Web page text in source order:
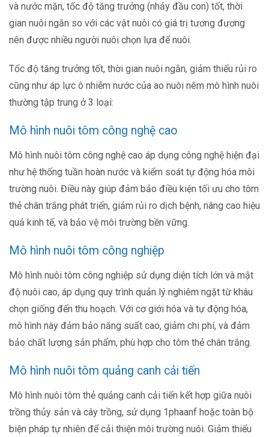
và nước mặn, tốc độ tăng trưởng (nhảy đầu con) tốt, thời
gian nuôi ngắn so với các vật nuôi có giá trị tương đương
nên được nhiều người nuôi chọn lựa để nuôi.
Tốc độ tăng trưởng tốt, thời gian nuôi ngắn, giảm thiểu rủi ro
cũng như áp lực ô nhiễm nước của ao nuôi nêm mô hình nuôi
thường tập trung ở 3 loại:
Mô hình nuôi tôm công nghệ cao
Mô hình nuôi tôm công nghệ cao áp dụng công nghệ hiện đại
như hệ thống tuần hoàn nước và kiểm soát tự động hóa môi
trường nuôi. Điều này giúp đảm bảo điều kiện tối ưu cho tôm
thẻ chân trắng phát triển, giảm rủi ro dịch bệnh, nâng cao hiệu
quả kinh tế, và bảo vệ môi trường bền vững.
Mô hình nuôi tôm công nghiệp
Mô hình nuôi tôm công nghiệp sử dụng diện tích lớn và mật
độ nuôi cao, áp dụng quy trình quản lý nghiêm ngặt từ khâu
chọn giống đến thu hoạch. Với cơ giới hóa và tự động hóa,
mô hình này đảm bảo năng suất cao, giảm chi phí, và đảm
bảo chất lượng sản phẩm, phù hợp cho tôm thẻ chân trắng.
Mô hình nuôi tôm quảng canh cải tiến
Mô hình nuôi tôm thẻ quảng canh cải tiến kết hợp giữa nuôi
trồng thủy sản và cây trồng, sử dụng 1phaanf hoặc toàn bộ
biện pháp tự nhiên để cải thiện môi trường nuôi. Giảm thiểu